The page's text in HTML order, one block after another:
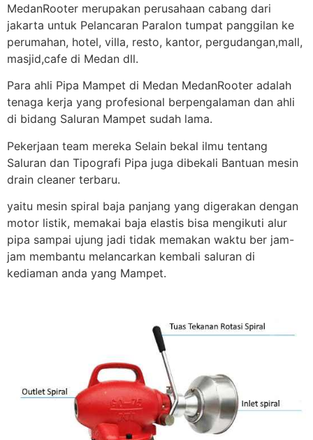
MedanRooter merupakan perusahaan cabang dari
jakarta untuk Pelancaran Paralon tumpat panggilan ke
perumahan, hotel, villa, resto, kantor, pergudangan,mall,
masjid,cafe di Medan dll.
Para ahli Pipa Mampet di Medan MedanRooter adalah
tenaga kerja yang profesional berpengalaman dan ahli
di bidang Saluran Mampet sudah lama.
Pekerjaan team mereka Selain bekal ilmu tentang
Saluran dan Tipografi Pipa juga dibekali Bantuan mesin
drain cleaner terbaru.
yaitu mesin spiral baja panjang yang digerakan dengan
motor listik, memakai baja elastis bisa mengikuti alur
pipa sampai ujung jadi tidak memakan waktu ber jam-
jam membantu melancarkan kembali saluran di
kediaman anda yang Mampet.